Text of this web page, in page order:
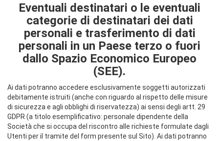
Eventuali destinatari o le eventuali
categorie di destinatari dei dati
personali e trasferimento di dati
personali in un Paese terzo o fuori
dallo Spazio Economico Europeo
(SEE).
Ai dati potranno accedere esclusivamente soggetti autorizzati
debitamente istruiti (anche con riguardo al rispetto delle misure
di sicurezza e agli obblighi di riservatezza) ai sensi degli artt. 29
GDPR (a titolo esemplificativo: personale dipendente della
Società che si occupa del riscontro alle richieste formulate dagli
Utenti per il tramite del form presente sul Sito). Ai dati potranno